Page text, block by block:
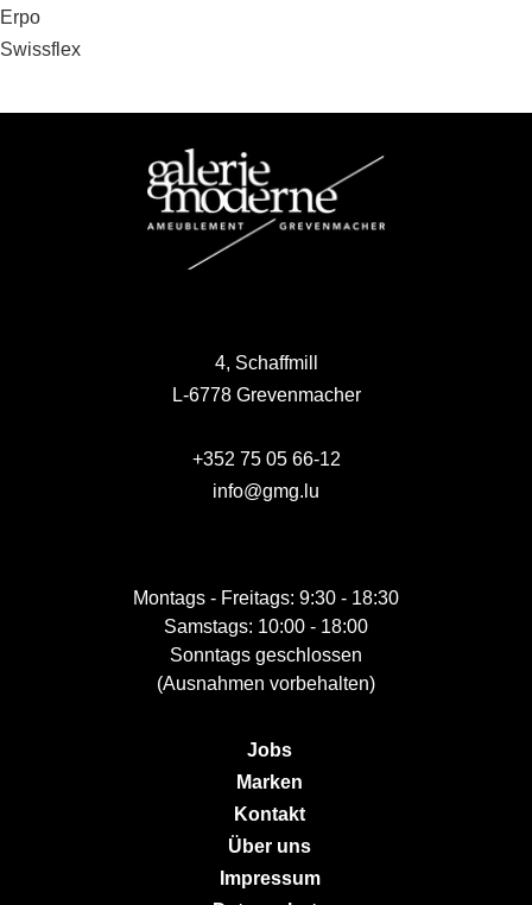
Beitragsnavigation
Erpo
Swissflex
4, Schaffmill
L-6778 Grevenmacher
+352 75 05 66-12
info@gmg.lu
Montags - Freitags: 9:30 - 18:30
Samstags: 10:00 - 18:00
Sonntags geschlossen
(Ausnahmen vorbehalten)
Jobs
Marken
Kontakt
Über uns
Impressum